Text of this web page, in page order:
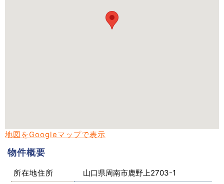
地図をGoogleマップで表示
物件概要
所在地住所
山口県周南市鹿野上2703-1